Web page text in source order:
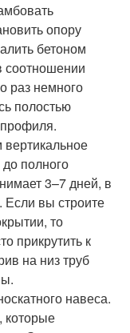
опору
бетоном
соотношении
раз немного
полостью
полного
3–7 дней, в
Если вы строите
то
прикрутить к
на низ труб
навеса.
которые